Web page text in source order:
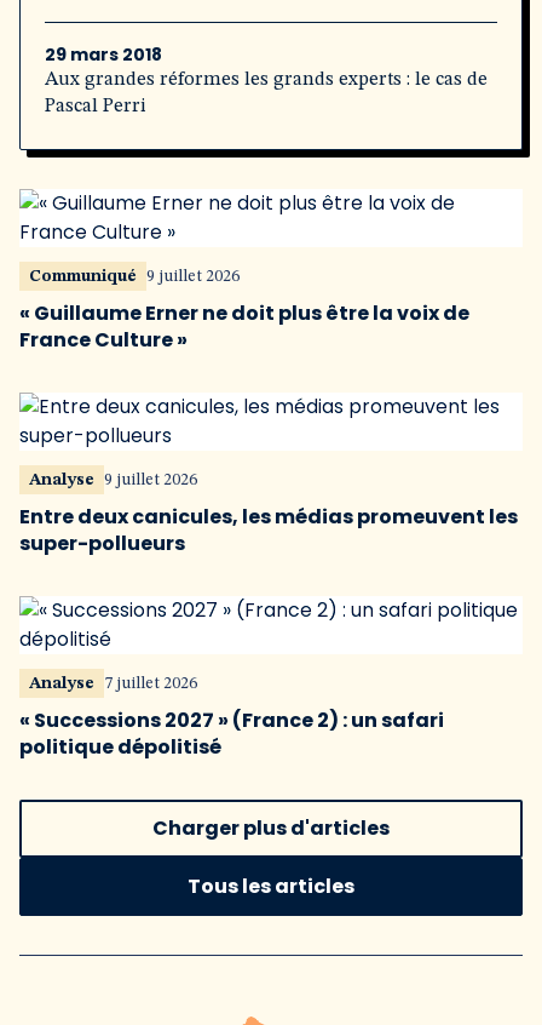
29 mars 2018
Aux grandes réformes les grands experts : le cas de
Pascal Perri
Communiqué 9 juillet 2026
« Guillaume Erner ne doit plus être la voix de
France Culture »
Analyse 9 juillet 2026
Entre deux canicules, les médias promeuvent les
super-pollueurs
Analyse 7 juillet 2026
« Successions 2027 » (France 2) : un safari
politique dépolitisé
Charger plus d'articles
Tous les articles